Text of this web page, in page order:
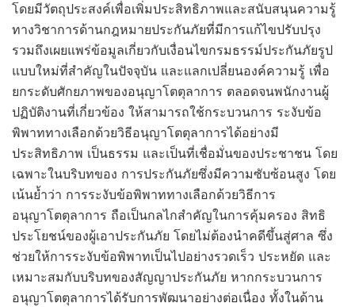
โดยมีวัตถุประสงค์เพื่อเพิ่มประสิทธิภาพและสนับสนุนความรู้
ทางวิชาการด้านกฎหมายประกันภัยที่มีการแก้ไขปรับปรุง
รวมถึงเผยแพร่ข้อมูลเกี่ยวกับเงื่อนไขกรมธรรม์ประกันภัยรูป
แบบใหม่ที่สำคัญในปัจจุบัน และแลกเปลี่ยนองค์ความรู้ เพื่อ
ยกระดับศักยภาพของอนุญาโตตุลาการ ตลอดจนพนักงานผู้
ปฏิบัติงานที่เกี่ยวข้อง ให้สามารถใช้กระบวนการ ระงับข้อ
พิพาททางเลือกด้วยวิธีอนุญาโตตุลาการได้อย่างมี
ประสิทธิภาพ เป็นธรรม และเป็นที่เชื่อมั่นของประชาชน โดย
เฉพาะในบริบทของ การประกันภัยซึ่งมีความซับซ้อนสูง โดย
เน้นย้ำว่า การระงับข้อพิพาททางเลือกด้วยวิธีการ
อนุญาโตตุลาการ ถือเป็นกลไกสำคัญในการคุ้มครอง สิทธิ
ประโยชน์ของผู้เอาประกันภัย โดยไม่ต้องนำคดีขึ้นสู่ศาล ซึ่ง
ช่วยให้การระงับข้อพิพาทเป็นไปอย่างรวดเร็ว ประหยัด และ
เหมาะสมกับบริบทของสัญญาประกันภัย หากกระบวนการ
อนุญาโตตุลาการได้รับการพัฒนาอย่างต่อเนื่อง ทั้งในด้าน